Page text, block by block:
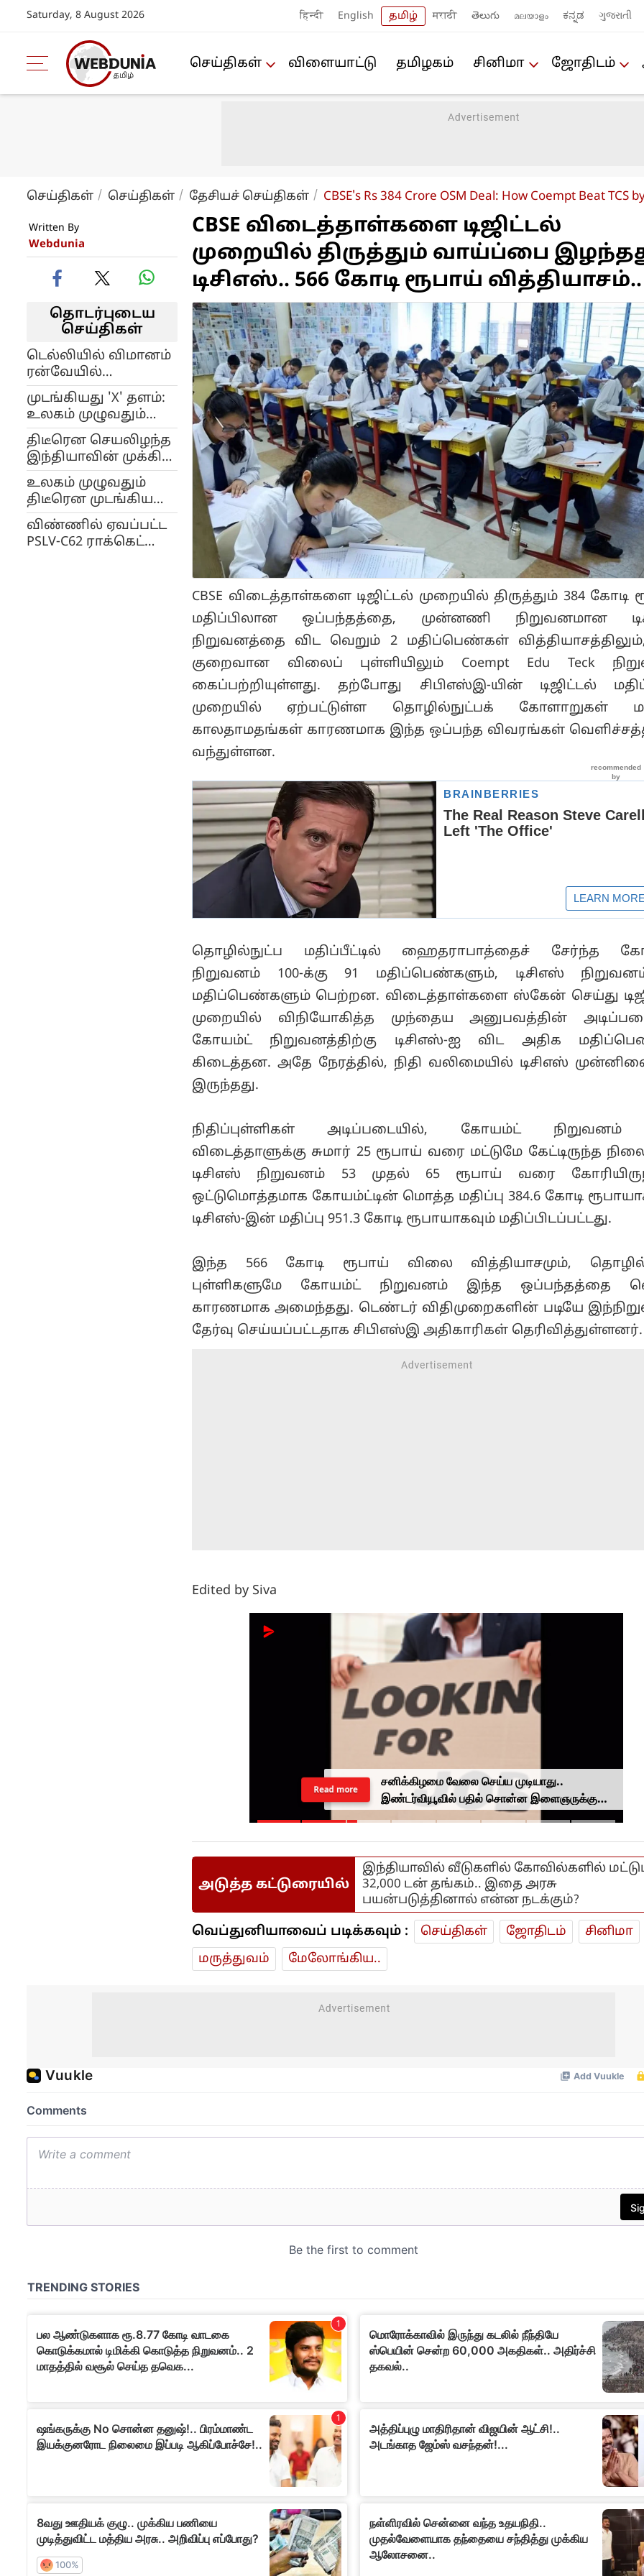
Saturday, 8 August 2026 हिन्दी English தமிழ் मराठी తెలుగు മലയാളം ಕನ್ನಡ ગુજરાતી
செய்திகள் விளையா‌ட்டு த‌மிழக‌ம் சினிமா ஜோ‌திட‌ம்
செய்திகள் செய்திகள் தேசியச் செய்திகள் CBSE's Rs 384 Crore OSM Deal: How Coempt Beat TCS
Written By
Webdunia
தொடர்புடைய
செய்திகள்
டெல்லியில் விமானம்
ரன்வேயில்
கிளம்பியபோது
திடீரென ஏற்பட்ட தீ
விபத்து.. 232
பயணிகள் நிலை
என்ன?
முடங்கியது 'X' தளம்:
உலகம் முழுவதும்
ஆயிரக்கணக்கான
பயனர்கள் பாதிப்பு!
திடீரென செயலிழந்த
இந்தியாவின் முக்கிய
செயற்கைக்கோள்..
8,700 ரயில்கள் நிலை
என்ன?
உலகம் முழுவதும்
திடீரென முடங்கிய
இன்ஸ்டாகிராம்..
என்ன நடந்தது?
விண்ணில் ஏவப்பட்ட
PSLV-C62 ராக்கெட்
CBSE விடைத்தாள்களை டிஜிட்டல்
முறையில் திருத்தும் வாய்ப்பை
டிசிஎஸ்.. 566 கோடி ரூபாய் வித்தியாசம்..
CBSE விடைத்தாள்களை டிஜிட்டல் முறையில் திருத்தும் 384 கோடி
மதிப்பிலான ஒப்பந்தத்தை, முன்னணி நிறுவனமான
நிறுவனத்தை விட வெறும் 2 மதிப்பெண்கள் வித்தியாசத்திலும்,
குறைவான விலைப் புள்ளியிலும் Coempt Edu Teck
கைப்பற்றியுள்ளது. தற்போது சிபிஎஸ்இ-யின் டிஜிட்டல்
முறையில் ஏற்பட்டுள்ள தொழில்நுட்பக் கோளாறுகள்
காலதாமதங்கள் காரணமாக இந்த ஒப்பந்த விவரங்கள்
வந்துள்ளன.
தொழில்நுட்ப மதிப்பீட்டில் ஹைதராபாத்தைச் சேர்ந்த
நிறுவனம் 100-க்கு 91 மதிப்பெண்களும், டிசிஎஸ்
மதிப்பெண்களும் பெற்றன. விடைத்தாள்களை ஸ்கேன் செய்து
முறையில் விநியோகித்த முந்தைய அனுபவத்தின்
கோயம்ட் நிறுவனத்திற்கு டிசிஎஸ்-ஐ விட அதிக
கிடைத்தன. அதே நேரத்தில், நிதி வலிமையில் டிசிஎஸ்
இருந்தது.
நிதிப்புள்ளிகள் அடிப்படையில், கோயம்ட் நிறுவனம்
விடைத்தாளுக்கு சுமார் 25 ரூபாய் வரை மட்டுமே கேட்டிருந்த
டிசிஎஸ் நிறுவனம் 53 முதல் 65 ரூபாய் வரை
ஒட்டுமொத்தமாக கோயம்ட்டின் மொத்த மதிப்பு 384.6 கோடி
டிசிஎஸ்-இன் மதிப்பு 951.3 கோடி ரூபாயாகவும் மதிப்பிடப்பட்டது.
இந்த 566 கோடி ரூபாய் விலை வித்தியாசமும்,
புள்ளிகளுமே கோயம்ட் நிறுவனம் இந்த ஒப்பந்தத்தை
காரணமாக அமைந்தது. டெண்டர் விதிமுறைகளின் படியே
தேர்வு செய்யப்பட்டதாக சிபிஎஸ்இ அதிகாரிகள் தெரிவித்துள்ளனர்.
Edited by Siva
சனிக்கிழமை வேலை செய்ய முடியாது..
இண்டர்வியூவில் பதில் சொன்ன இளைஞருக்கு
வேலை கொடுத்த முதலாளி...
Read more
அடுத்த கட்டுரையில்
இந்தியாவில் வீடுகளில் கோவில்களில்
32,000 டன் தங்கம்.. இதை அரசு
பயன்படுத்தினால் என்ன நடக்கும்?
வெப்துனியாவைப் படிக்கவும் : செய்திகள் ஜோ‌திட‌ம்
சினிமா
மரு‌த்துவ‌ம்
மேலோங்கிய..